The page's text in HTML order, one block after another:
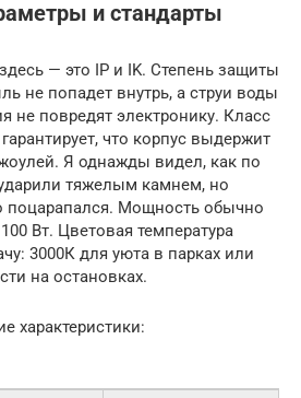
и стандарты
— это IP и IK. Степень защиты
не попадет внутрь, а струи воды
не повредят электронику. Класс
что корпус выдержит
Я однажды видел, как по
тяжелым камнем, но
поцарапался. Мощность обычно
Вт. Цветовая температура
3000К для уюта в парках или
на остановках.
характеристики: